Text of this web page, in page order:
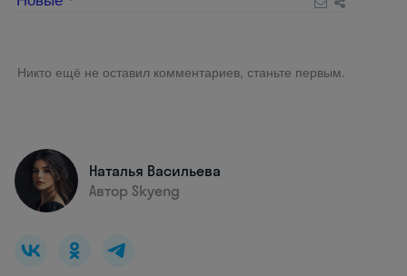
Новые
Наталья Васильева
Автор Skyeng